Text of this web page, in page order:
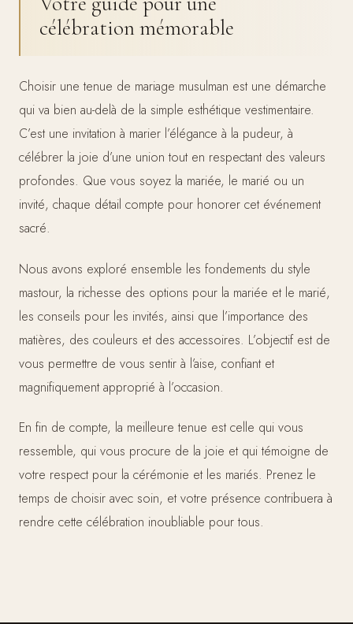
célébration mémorable
Choisir une tenue de mariage musulman est une démarche
qui va bien au-delà de la simple esthétique vestimentaire.
C’est une invitation à marier l’élégance à la pudeur, à
célébrer la joie d’une union tout en respectant des valeurs
profondes. Que vous soyez la mariée, le marié ou un
invité, chaque détail compte pour honorer cet événement
sacré.
Nous avons exploré ensemble les fondements du style
mastour, la richesse des options pour la mariée et le marié,
les conseils pour les invités, ainsi que l’importance des
matières, des couleurs et des accessoires. L’objectif est de
vous permettre de vous sentir à l’aise, confiant et
magnifiquement approprié à l’occasion.
En fin de compte, la meilleure tenue est celle qui vous
ressemble, qui vous procure de la joie et qui témoigne de
votre respect pour la cérémonie et les mariés. Prenez le
temps de choisir avec soin, et votre présence contribuera à
rendre cette célébration inoubliable pour tous.